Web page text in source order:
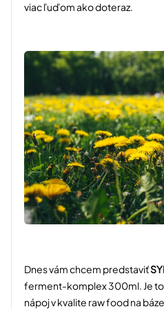
viac ľuďom ako doteraz.
Dnes vám chcem predstaviť
ferment-komplex 300ml. Je
nápoj v kvalite raw food na